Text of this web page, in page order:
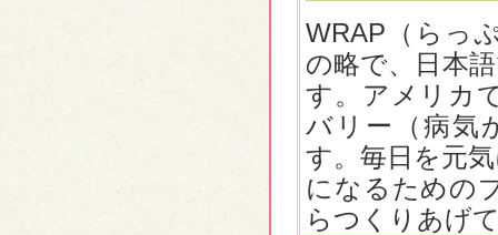
WRAP（らっ
の略で、日本
す。アメリカ
バリー（病気
す。毎日を元
になるための
らつくりあげ